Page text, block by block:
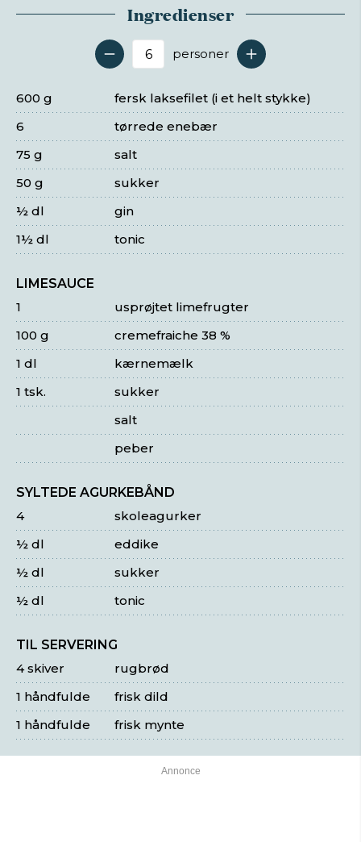
Ingredienser
Antal serveringer
personer
fersk laksefilet (i et helt stykke)
600 g
tørrede enebær
6
salt
75 g
sukker
50 g
gin
½ dl
tonic
1½ dl
LIMESAUCE
usprøjtet limefrugter
1
cremefraiche 38 %
100 g
kærnemælk
1 dl
sukker
1 tsk.
salt
peber
SYLTEDE AGURKEBÅND
skoleagurker
4
eddike
½ dl
sukker
½ dl
tonic
½ dl
TIL SERVERING
rugbrød
4 skiver
frisk dild
1 håndfulde
frisk mynte
1 håndfulde